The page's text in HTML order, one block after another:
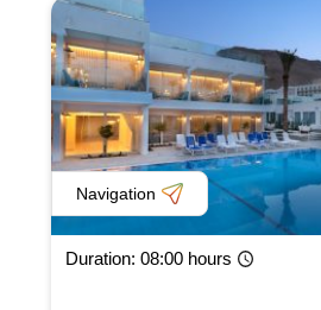
Navigation
Duration: 08:00 hours